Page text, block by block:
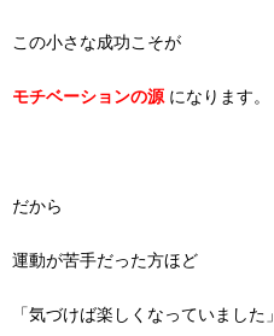
この小さな成功こそが
モチベーションの源になります。
だから
運動が苦手だった方ほど
「気づけば楽しくなっていました」